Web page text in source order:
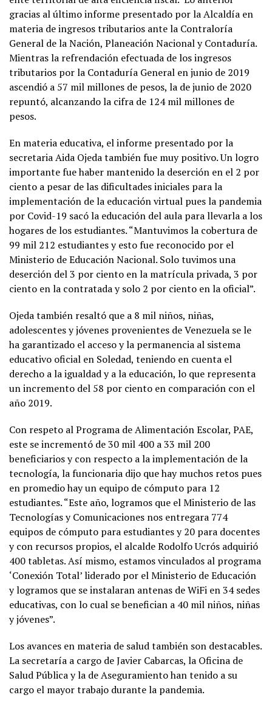
gracias al último informe presentado por la Alcaldía en
materia de ingresos tributarios ante la Contraloría
General de la Nación, Planeación Nacional y Contaduría.
Mientras la refrendación efectuada de los ingresos
tributarios por la Contaduría General en junio de 2019
ascendió a 57 mil millones de pesos, la de junio de 2020
repuntó, alcanzando la cifra de 124 mil millones de
pesos.
En materia educativa, el informe presentado por la
secretaria Aida Ojeda también fue muy positivo. Un logro
importante fue haber mantenido la deserción en el 2 por
ciento a pesar de las dificultades iniciales para la
implementación de la educación virtual pues la pandemia
por Covid-19 sacó la educación del aula para llevarla a los
hogares de los estudiantes. “Mantuvimos la cobertura de
99 mil 212 estudiantes y esto fue reconocido por el
Ministerio de Educación Nacional. Solo tuvimos una
deserción del 3 por ciento en la matrícula privada, 3 por
ciento en la contratada y solo 2 por ciento en la oficial”.
Ojeda también resaltó que a 8 mil niños, niñas,
adolescentes y jóvenes provenientes de Venezuela se le
ha garantizado el acceso y la permanencia al sistema
educativo oficial en Soledad, teniendo en cuenta el
derecho a la igualdad y a la educación, lo que representa
un incremento del 58 por ciento en comparación con el
año 2019.
Con respeto al Programa de Alimentación Escolar, PAE,
este se incrementó de 30 mil 400 a 33 mil 200
beneficiarios y con respecto a la implementación de la
tecnología, la funcionaria dijo que hay muchos retos pues
en promedio hay un equipo de cómputo para 12
estudiantes. “Este año, logramos que el Ministerio de las
Tecnologías y Comunicaciones nos entregara 774
equipos de cómputo para estudiantes y 20 para docentes
y con recursos propios, el alcalde Rodolfo Ucrós adquirió
400 tabletas. Así mismo, estamos vinculados al programa
‘Conexión Total’ liderado por el Ministerio de Educación
y logramos que se instalaran antenas de WiFi en 34 sedes
educativas, con lo cual se benefician a 40 mil niños, niñas
y jóvenes”.
Los avances en materia de salud también son destacables.
La secretaría a cargo de Javier Cabarcas, la Oficina de
Salud Pública y la de Aseguramiento han tenido a su
cargo el mayor trabajo durante la pandemia.